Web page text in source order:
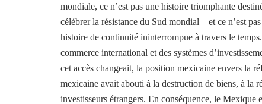
mondiale, ce n’est pas une histoire triomphante
célébrer la résistance du Sud mondial – et ce n’est
histoire de continuité ininterrompue à travers le
commerce international et des systèmes
cet accès changeait, la position mexicaine envers la
mexicaine avait abouti à la destruction de biens, à la
investisseurs étrangers. En conséquence, le